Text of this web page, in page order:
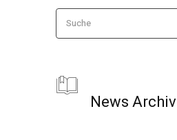
Suche
News Archiv